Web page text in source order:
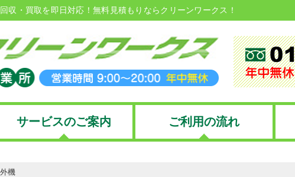
収・買取を即日対応！無料見積もりならクリーンワークス！
サービスのご案内 ご利用の流れ
機